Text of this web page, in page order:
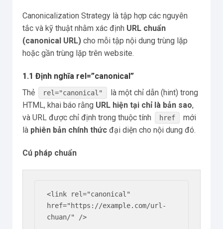
Canonicalization Strategy là tập hợp các nguyên
tắc và kỹ thuật nhằm xác định URL chuẩn
(canonical URL) cho mỗi tập nội dung trùng lặp
hoặc gần trùng lặp trên website.
1.1 Định nghĩa rel=”canonical”
Thẻ
rel="canonical"
là một chỉ dẫn (hint) trong
HTML, khai báo rằng URL hiện tại chỉ là bản sao,
và URL được chỉ định trong thuộc tính
href
mới
là phiên bản chính thức đại diện cho nội dung đó.
Cú pháp chuẩn
<link rel="canonical"
href="https://example.com/url-